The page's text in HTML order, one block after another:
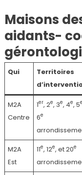
Maisons
aidants-
Qui
Territoires
M2A
Centre
1er, 2e, 3e, 4e, 5e
6e
M2A
Est
11e, 12e, et 20e